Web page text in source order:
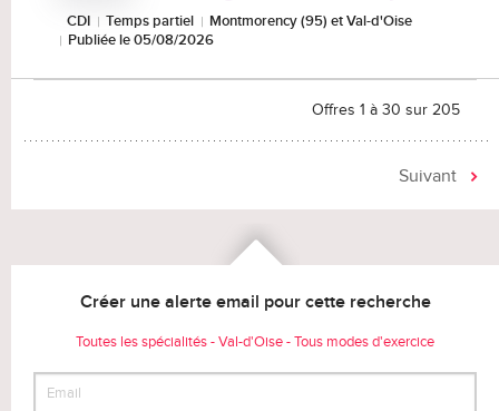
CDI Temps partiel
Montmorency (95) et Val-d'Oise
Publiée le 05/08/2026
Offres 1 à 30 sur 205
Suivant
Créer une alerte email pour cette recherche
Toutes les spécialités - Val-d'Oise - Tous modes d'exercice